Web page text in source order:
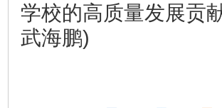
学校的高质量发展贡
武海鹏)